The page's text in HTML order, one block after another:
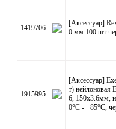
1419706
[Аксессуар]
0 мм 100 шт
1915995
[Аксессуар]
т) нейлоновая
6, 150x3.6мм,
0°C - +85°C,